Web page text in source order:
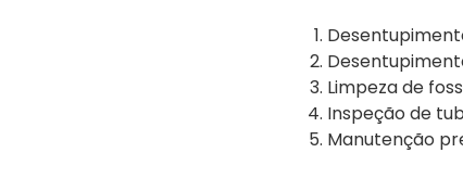
Limpeza de
Inspeção de
Manutenção